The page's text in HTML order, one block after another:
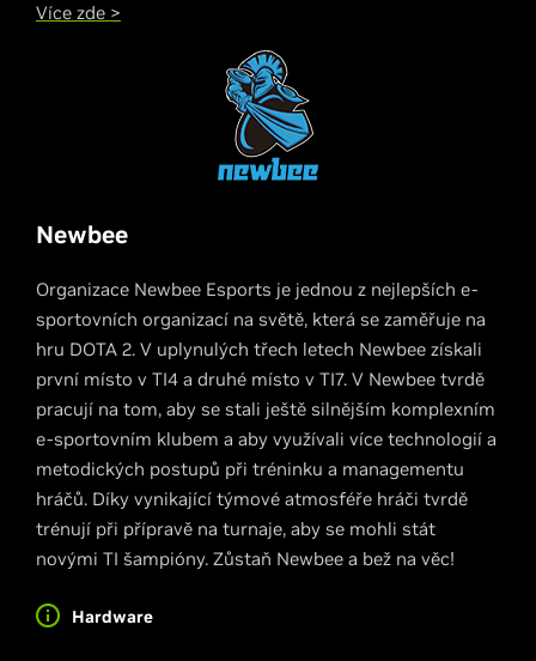
Více zde >
Newbee
Organizace Newbee Esports je jednou z nejlepších e-
sportovních organizací na světě, která se zaměřuje na
hru DOTA 2. V uplynulých třech letech Newbee získali
první místo v TI4 a druhé místo v TI7. V Newbee tvrdě
pracují na tom, aby se stali ještě silnějším komplexním
e-sportovním klubem a aby využívali více technologií a
metodických postupů při tréninku a managementu
hráčů. Díky vynikající týmové atmosféře hráči tvrdě
trénují při přípravě na turnaje, aby se mohli stát
novými TI šampióny. Zůstaň Newbee a bež na věc!
Hardware